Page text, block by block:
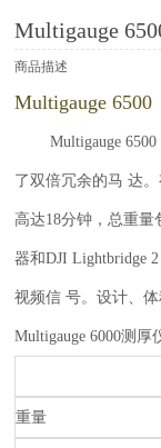
Multigauge
商品描述
Multigauge 6500
Multigauge
了双倍冗余的马 达
高达18分钟，总重量
器和DJI Lightbridge
视频信 号。设计、
Multigauge 6000测
重量